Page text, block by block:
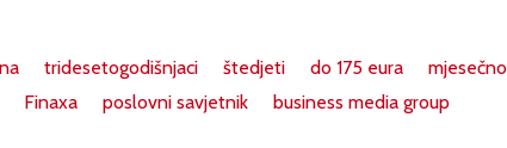
tridesetogodišnjaci štedjeti do 175 eura
mjesečno
Finaxa poslovni savjetnik business media group